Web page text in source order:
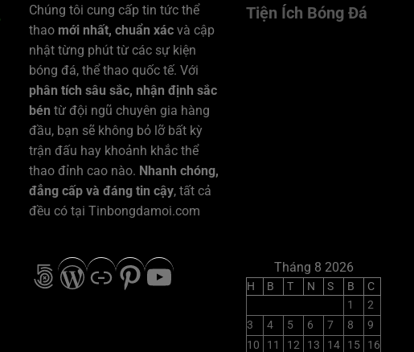
Chúng tôi cung cấp tin tức thể
thao mới nhất, chuẩn xác và cập
nhật từng phút từ các sự kiện
bóng đá, thể thao quốc tế. Với
phân tích sâu sắc, nhận định sắc
bén từ đội ngũ chuyên gia hàng
đầu, bạn sẽ không bỏ lỡ bất kỳ
trận đấu hay khoảnh khắc thể
thao đỉnh cao nào. Nhanh chóng,
đẳng cấp và đáng tin cậy, tất cả
đều có tại Tinbongdamoi.com
Tiện Ích Bóng Đá
500px
WordPress
Liên kếtPinterest
YoutubeTháng 8 2026
H B T N S B
C
1
2
3
4 5 6 7 8
9
10
11 12 13 14 15 16